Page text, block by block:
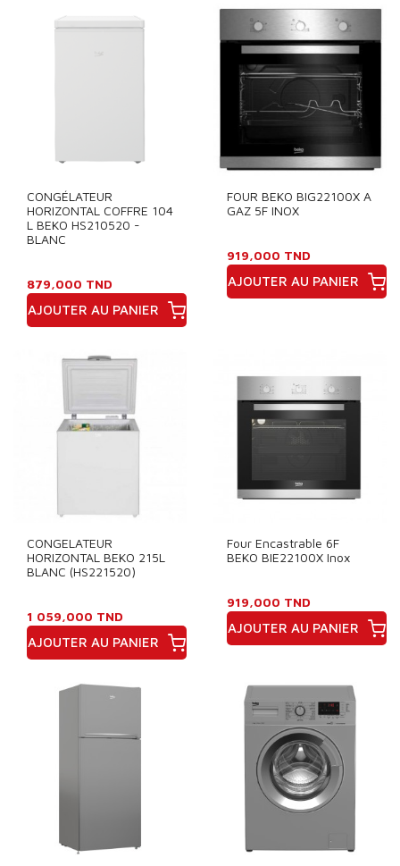
CONGÉLATEUR
HORIZONTAL COFFRE 104
L BEKO HS210520 -
BLANC
879,000 TND
AJOUTER AU PANIER
FOUR BEKO BIG22100X A
GAZ 5F INOX
919,000 TND
AJOUTER AU PANIER
CONGELATEUR
HORIZONTAL BEKO 215L
BLANC (HS221520)
1 059,000 TND
AJOUTER AU PANIER
Four Encastrable 6F
BEKO BIE22100X Inox
919,000 TND
AJOUTER AU PANIER